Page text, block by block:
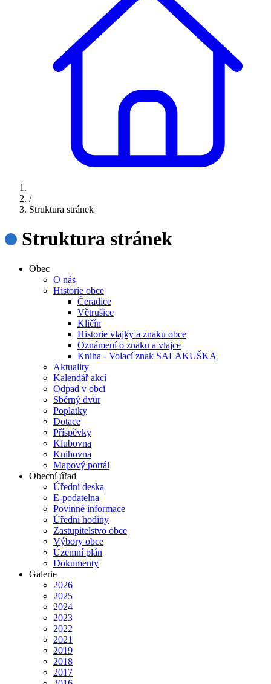
/
Struktura stránek
Struktura stránek
Obec
O nás
Historie obce
Čeradice
Větrušice
Kličín
Historie vlajky a znaku obce
Oznámení o znaku a vlajce
Kniha - Volací znak SALAKUŠKA
Aktuality
Kalendář akcí
Odpad v obci
Sběrný dvůr
Poplatky
Dotace
Příspěvky
Klubovna
Knihovna
Mapový portál
Obecní úřad
Úřední deska
E-podatelna
Povinné informace
Úřední hodiny
Zastupitelstvo obce
Výbory obce
Územní plán
Dokumenty
Galerie
2026
2025
2024
2023
2022
2021
2019
2018
2017